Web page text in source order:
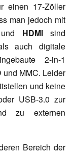
einen 17-Zöller
man jedoch mit
und HDMIsind
auch digitale
2-in-1
und MMC. Leider
und keine
USB-3.0 zur
zu externen
Bereich der